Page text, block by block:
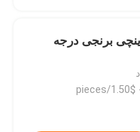
توپی 3 اینچی برنجی درجه